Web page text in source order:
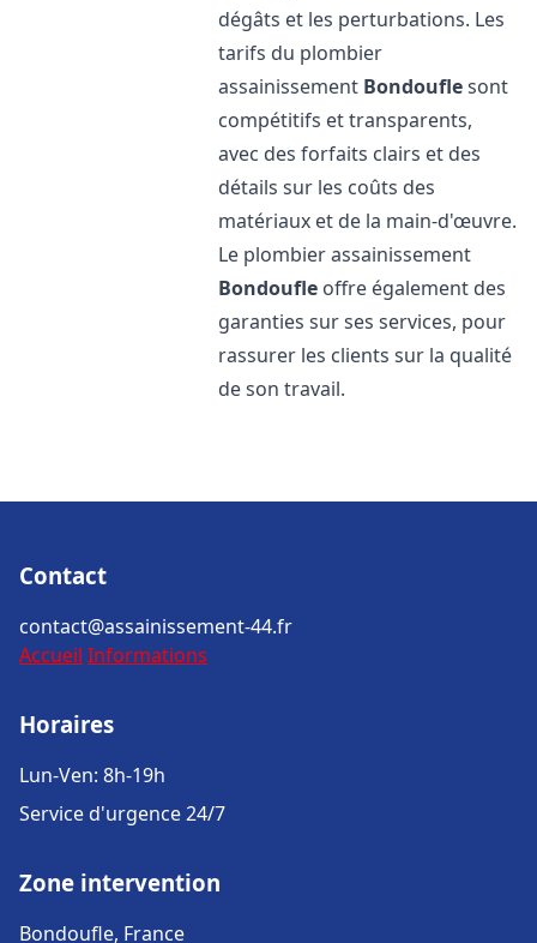
dégâts et les perturbations. Les
tarifs du plombier
assainissement Bondouflesont
compétitifs et transparents,
avec des forfaits clairs et des
détails sur les coûts des
matériaux et de la main-d'œuvre.
Le plombier assainissement
Bondoufle offre également des
garanties sur ses services, pour
rassurer les clients sur la qualité
de son travail.
Contact
contact@assainissement-44.fr
Accueil Informations
Horaires
Lun-Ven: 8h-19h
Service d'urgence 24/7
Zone intervention
Bondoufle, France